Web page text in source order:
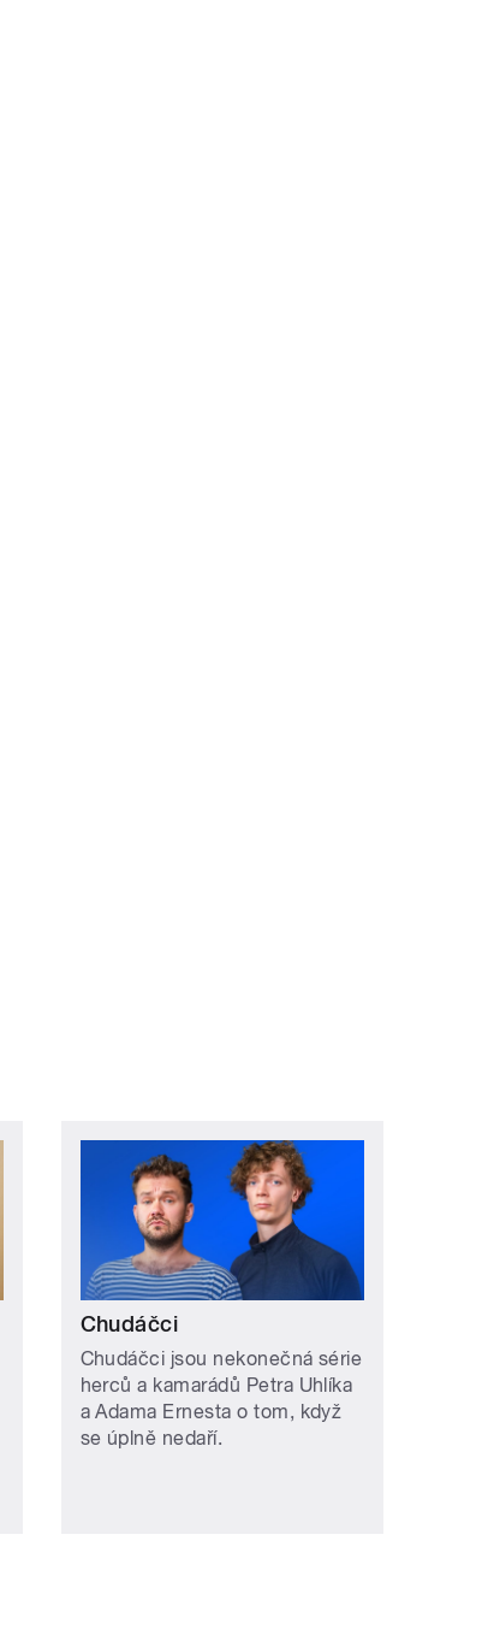
Chudáčci
Chudáčci jsou nekonečná série
herců a kamarádů Petra Uhlíka
a Adama Ernesta o tom, když
se úplně nedaří.